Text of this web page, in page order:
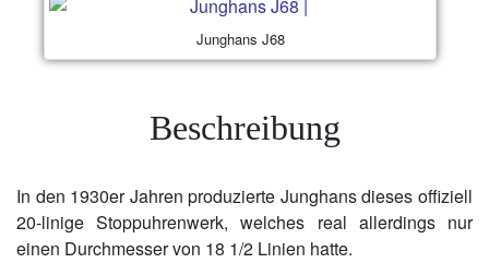
Junghans J68
Beschreibung
In den 1930er Jahren produzierte Junghans dieses offiziell
20-linige Stoppuhrenwerk, welches real allerdings nur
einen Durchmesser von 18 1/2 Linien hatte.